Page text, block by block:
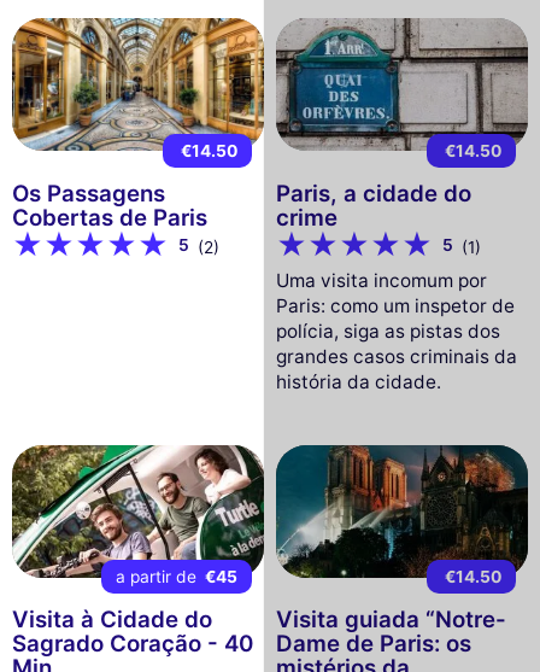
€14.50
Os Passagens
Cobertas de Paris
5 (2)
€14.50
Paris, a cidade do
crime
5 (1)
Uma visita incomum por
Paris: como um inspetor de
polícia, siga as pistas dos
grandes casos criminais da
história da cidade.
a partir de €45
Visita à Cidade do
Sagrado Coração - 40
€14.50
Visita guiada “Notre-
Dame de Paris: os